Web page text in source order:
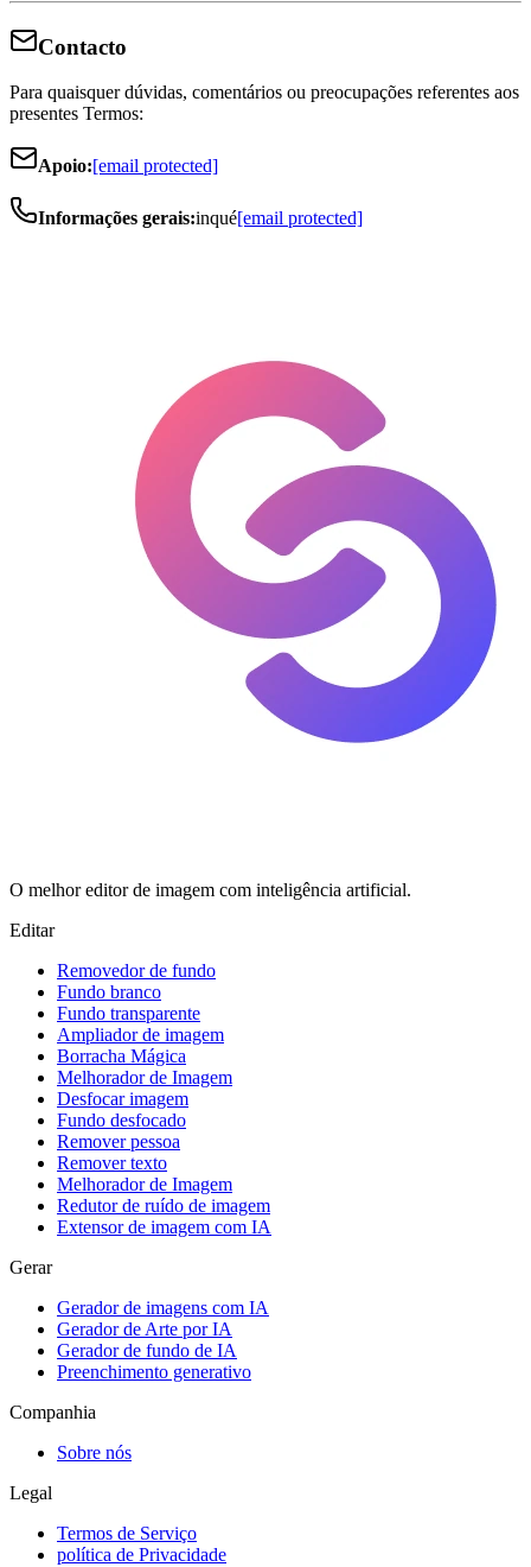
Contacto
Para quaisquer dúvidas, comentários ou preocupações referentes aos
presentes Termos:
Apoio:[email protected]
Informações gerais:inqué[email protected]
O melhor editor de imagem com inteligência artificial.
Editar
Removedor de fundo
Fundo branco
Fundo transparente
Ampliador de imagem
Borracha Mágica
Melhorador de Imagem
Desfocar imagem
Fundo desfocado
Remover pessoa
Remover texto
Melhorador de Imagem
Redutor de ruído de imagem
Extensor de imagem com IA
Gerar
Gerador de imagens com IA
Gerador de Arte por IA
Gerador de fundo de IA
Preenchimento generativo
Companhia
Sobre nós
Legal
Termos de Serviço
política de Privacidade